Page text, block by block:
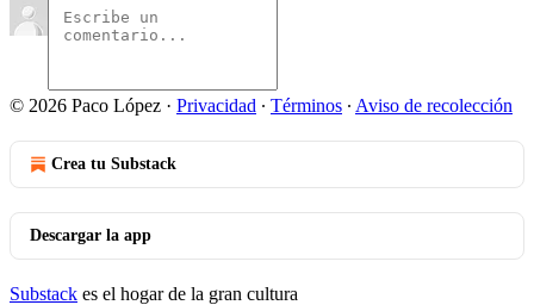
© 2026 Paco López · Privacidad ∙ Términos ∙ Aviso de recolección
Crea tu Substack
Descargar la app
Substack es el hogar de la gran cultura